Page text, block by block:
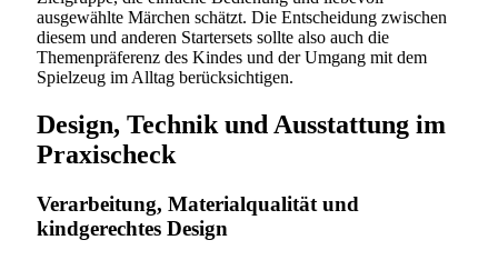
ausgewählte Märchen schätzt. Die Entscheidung zwischen
diesem und anderen Startersets sollte also auch die
Themenpräferenz des Kindes und der Umgang mit dem
Spielzeug im Alltag berücksichtigen.
Design, Technik und Ausstattung im
Praxischeck
Verarbeitung, Materialqualität und
kindgerechtes Design